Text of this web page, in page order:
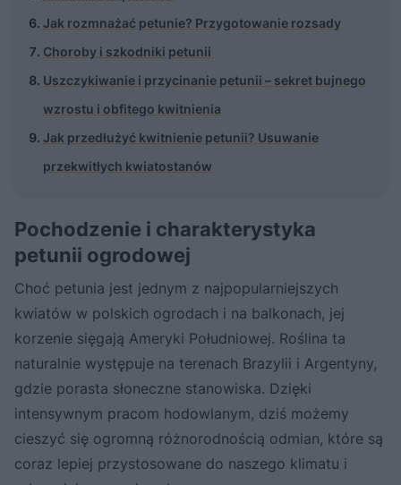
Jak rozmnażać petunie? Przygotowanie rozsady
Choroby i szkodniki petunii
Uszczykiwanie i przycinanie petunii – sekret bujnego
wzrostu i obfitego kwitnienia
Jak przedłużyć kwitnienie petunii? Usuwanie
przekwitłych kwiatostanów
Pochodzenie i charakterystyka
petunii ogrodowej
Choć petunia jest jednym z najpopularniejszych
kwiatów w polskich ogrodach i na balkonach, jej
korzenie sięgają Ameryki Południowej. Roślina ta
naturalnie występuje na terenach Brazylii i Argentyny,
gdzie porasta słoneczne stanowiska. Dzięki
intensywnym pracom hodowlanym, dziś możemy
cieszyć się ogromną różnorodnością odmian, które są
coraz lepiej przystosowane do naszego klimatu i